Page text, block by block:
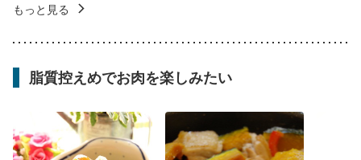
もっと見る
脂質控えめでお肉を楽しみたい